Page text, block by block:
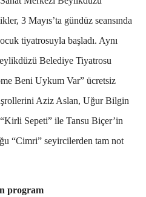
3 Mayıs’ta gündüz seansında
tiyatrosuyla başladı. Aynı
Belediye Tiyatrosu
Beni Uykum Var” ücretsiz
Aziz Aslan, Uğur Bilgin
Sepeti” ile Tansu Biçer’in
“Cimri” seyircilerden tam not
program